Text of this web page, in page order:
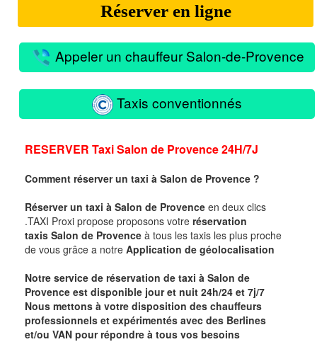
Réserver en ligne
Appeler un chauffeur Salon-de-Provence
Taxis conventionnés
RESERVER TaxiSalon de Provence 24H/7J
Comment réserver un taxi à Salon de Provence ?
Réserver un taxi à Salon de Provence en deux clics
.TAXI Proxi propose proposons votre réservation
taxis Salon de Provence à tous les taxis les plus proche
de vous grâce a notre Application de géolocalisation
Notre service de réservation de taxi à Salon de
Provence est disponible jour et nuit 24h/24 et 7j/7
Nous mettons à votre disposition des chauffeurs
professionnels et expérimentés avec des Berlines
et/ou VAN pour répondre à tous vos besoins